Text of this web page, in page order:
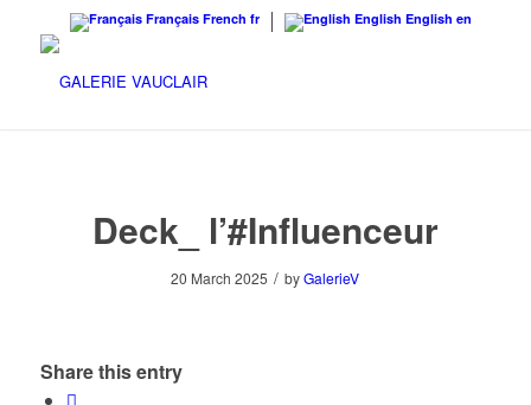
Français French fr English English en
Deck_ l’#Influenceur
20 March 2025 / byGalerieV
Share this entry